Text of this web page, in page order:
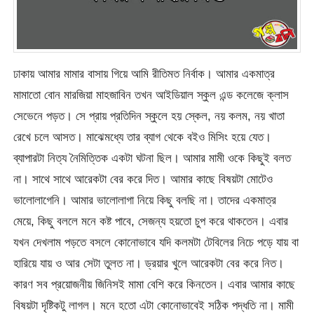
ঢাকায় আমার মামার বাসায় গিয়ে আমি রীতিমত নির্বাক। আমার একমাত্র
মামাতো বোন মারজিয়া মাহজাবিন তখন আইডিয়াল স্কুল এন্ড কলেজে ক্লাস
সেভেনে পড়ত। সে প্রায় প্রতিদিন স্কুলে হয় স্কেল, নয় কলম, নয় খাতা
রেখে চলে আসত। মাঝেমধ্যে তার ব্যাগ থেকে বইও মিসিং হয়ে যেত।
ব্যাপারটা নিত্য নৈমিত্তিক একটা ঘটনা ছিল। আমার মামী ওকে কিছুই বলত
না। সাথে সাথে আরেকটা বের করে দিত। আমার কাছে বিষয়টা মোটেও
ভালোলাগেনি। আমার ভালোলাগা নিয়ে কিছু বলছি না। তাদের একমাত্র
মেয়ে, কিছু বললে মনে কষ্ট পাবে, সেজন্য হয়তো চুপ করে থাকতেন। এবার
যখন দেখলাম পড়তে বসলে কোনোভাবে যদি কলমটা টেবিলের নিচে পড়ে যায় বা
হারিয়ে যায় ও আর সেটা তুলত না। ড্রয়ার খুলে আরেকটা বের করে নিত।
কারণ সব প্রয়োজনীয় জিনিসই মামা বেশি করে কিনতেন। এবার আমার কাছে
বিষয়টা দৃষ্টিকটু লাগল। মনে হতো এটা কোনোভাবেই সঠিক পদ্ধতি না। মামী